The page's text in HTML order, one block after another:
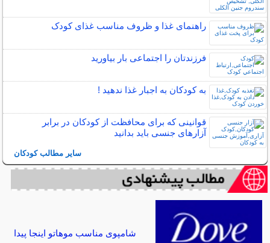
راهنمای غذا و ظروف مناسب غذای کودک
فرزندتان را اجتماعی بار بیاورید
به کودکان به اجبار غذا ندهید !
قوانینی که برای محافظت از کودکان در برابر
آزارهای جنسی باید بدانید
سایر مطالب کودکان
شامپوی مناسب موهاتو اینجا پیدا